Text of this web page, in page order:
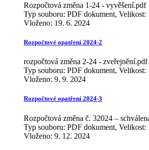
Rozpočtová změna 1-24 - vyvěšení.pdf
Typ souboru: PDF dokument, Velikost:
Vloženo: 19. 6. 2024
Rozpočtové opatření 2024-2
rozpočtová změna 2-24 - zveřejnění.pdf
Typ souboru: PDF dokument, Velikost:
Vloženo: 9. 9. 2024
Rozpočtové opatření 2024-3
Rozpočtová změna č. 32024 –
Typ souboru: PDF dokument, Velikost:
Vloženo: 9. 12. 2024